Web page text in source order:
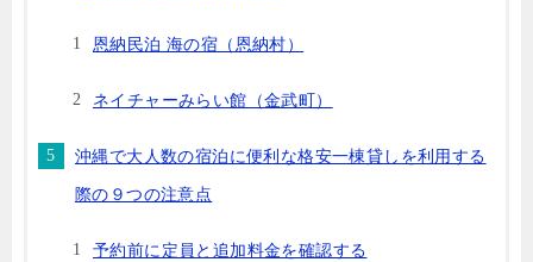
恩納民泊 海の宿（恩納村）
ネイチャーみらい館（金武町）
沖縄で大人数の宿泊に便利な格安一棟貸しを利用する
際の９つの注意点
予約前に定員と追加料金を確認する